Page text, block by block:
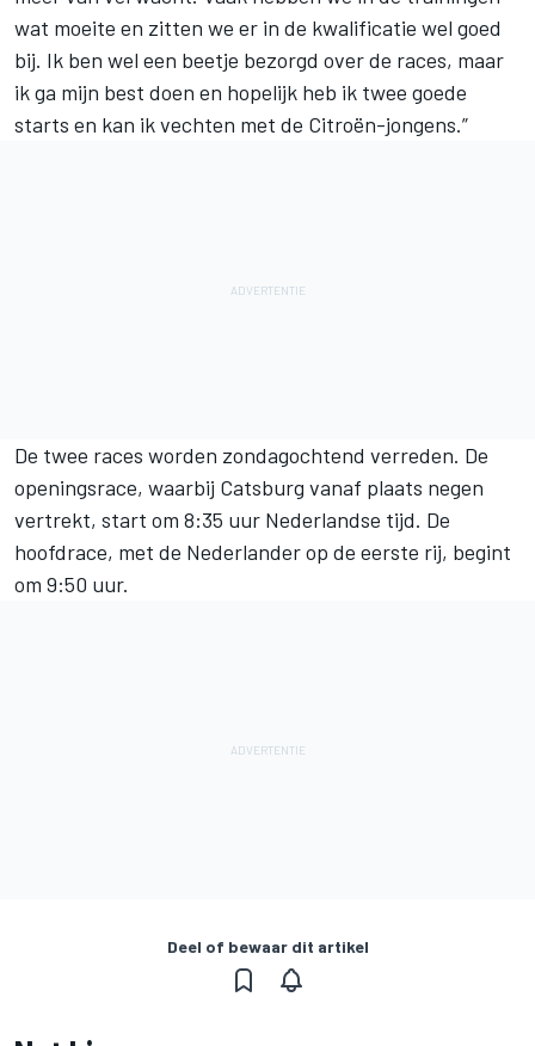
wat moeite en zitten we er in de kwalificatie wel goed
bij. Ik ben wel een beetje bezorgd over de races, maar
ik ga mijn best doen en hopelijk heb ik twee goede
starts en kan ik vechten met de Citroën-jongens.”
De twee races worden zondagochtend verreden. De
openingsrace, waarbij Catsburg vanaf plaats negen
vertrekt, start om 8:35 uur Nederlandse tijd. De
hoofdrace, met de Nederlander op de eerste rij, begint
om 9:50 uur.
Deel of bewaar dit artikel